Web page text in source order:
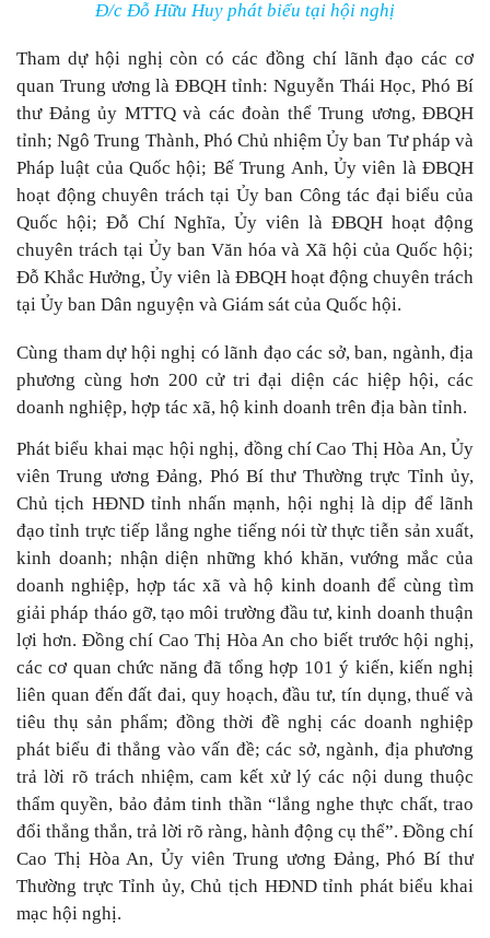
Đ/c Đỗ Hữu Huy phát biểu tại hội nghị
Tham dự hội nghị còn có các đồng chí lãnh đạo các cơ
quan Trung ương là ĐBQH tỉnh: Nguyễn Thái Học, Phó Bí
thư Đảng ủy MTTQ và các đoàn thể Trung ương, ĐBQH
tỉnh; Ngô Trung Thành, Phó Chủ nhiệm Ủy ban Tư pháp và
Pháp luật của Quốc hội; Bế Trung Anh, Ủy viên là ĐBQH
hoạt động chuyên trách tại Ủy ban Công tác đại biểu của
Quốc hội; Đỗ Chí Nghĩa, Ủy viên là ĐBQH hoạt động
chuyên trách tại Ủy ban Văn hóa và Xã hội của Quốc hội;
Đỗ Khắc Hưởng, Ủy viên là ĐBQH hoạt động chuyên trách
tại Ủy ban Dân nguyện và Giám sát của Quốc hội.
Cùng tham dự hội nghị có lãnh đạo các sở, ban, ngành, địa
phương cùng hơn 200 cử tri đại diện các hiệp hội, các
doanh nghiệp, hợp tác xã, hộ kinh doanh trên địa bàn tỉnh.
Phát biểu khai mạc hội nghị, đồng chí Cao Thị Hòa An, Ủy
viên Trung ương Đảng, Phó Bí thư Thường trực Tỉnh ủy,
Chủ tịch HĐND tỉnh nhấn mạnh, hội nghị là dịp để lãnh
đạo tỉnh trực tiếp lắng nghe tiếng nói từ thực tiễn sản xuất,
kinh doanh; nhận diện những khó khăn, vướng mắc của
doanh nghiệp, hợp tác xã và hộ kinh doanh để cùng tìm
giải pháp tháo gỡ, tạo môi trường đầu tư, kinh doanh thuận
lợi hơn. Đồng chí Cao Thị Hòa An cho biết trước hội nghị,
các cơ quan chức năng đã tổng hợp 101 ý kiến, kiến nghị
liên quan đến đất đai, quy hoạch, đầu tư, tín dụng, thuế và
tiêu thụ sản phẩm; đồng thời đề nghị các doanh nghiệp
phát biểu đi thẳng vào vấn đề; các sở, ngành, địa phương
trả lời rõ trách nhiệm, cam kết xử lý các nội dung thuộc
thẩm quyền, bảo đảm tinh thần “lắng nghe thực chất, trao
đổi thẳng thắn, trả lời rõ ràng, hành động cụ thể”. Đồng chí
Cao Thị Hòa An, Ủy viên Trung ương Đảng, Phó Bí thư
Thường trực Tỉnh ủy, Chủ tịch HĐND tỉnh phát biểu khai
mạc hội nghị.